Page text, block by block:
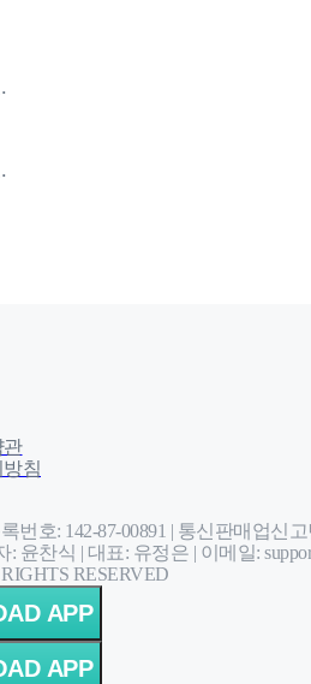
관
침
번호: 142-87-00891 | 통신판매업신고
: 윤찬식 | 대표: 유정은 | 이메일:
RESERVED
APP
APP